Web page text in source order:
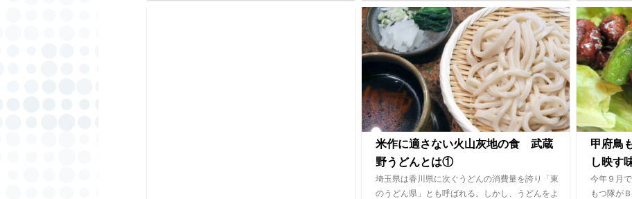
米作に適さない火山灰地の食 武蔵
野うどんとは①
埼玉県は香川県に次ぐうどんの消費量を誇り「東
のうどん県」とも呼ばれる。しかし、うどんをよ
甲府鳥
し映す
今年９月
もつ隊が